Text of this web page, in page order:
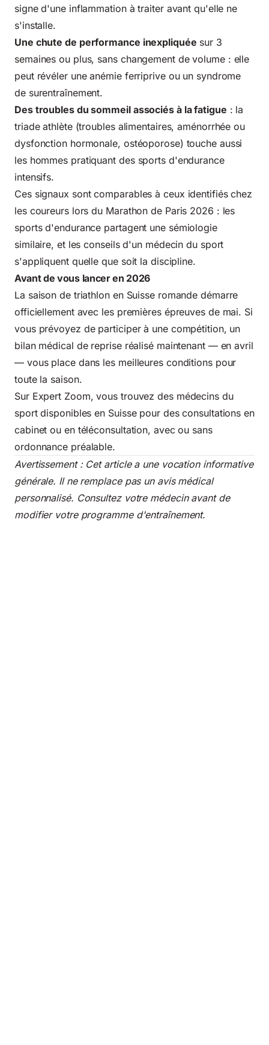
signe d'une inflammation à traiter avant qu'elle ne
s'installe.
Une chute de performance inexpliquée sur 3
semaines ou plus, sans changement de volume : elle
peut révéler une anémie ferriprive ou un syndrome
de surentraînement.
Des troubles du sommeil associés à la fatigue : la
triade athlète (troubles alimentaires, aménorrhée ou
dysfonction hormonale, ostéoporose) touche aussi
les hommes pratiquant des sports d'endurance
intensifs.
Ces signaux sontcomparables à ceux identifiés chez
les coureurs lors du Marathon de Paris 2026 : les
sports d'endurance partagent une sémiologie
similaire, et les conseils d'un médecin du sport
s'appliquent quelle que soit la discipline.
Avant de vous lancer en 2026
La saison de triathlon en Suisse romande démarre
officiellement avec les premières épreuves de mai. Si
vous prévoyez de participer à une compétition, un
bilan médical de reprise réalisé maintenant — en avril
— vous place dans les meilleures conditions pour
toute la saison.
Sur Expert Zoom, vous trouvez des médecins du
sport disponibles en Suisse pour des consultations en
cabinet ou en téléconsultation, avec ou sans
ordonnance préalable.
Avertissement : Cet article a une vocation informative
générale. Il ne remplace pas un avis médical
personnalisé. Consultez votre médecin avant de
modifier votre programme d'entraînement.